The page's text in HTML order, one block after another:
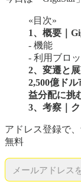
«目次»
1、概要｜
- 機能
- 利用ブロ
2、変遷と
2,500億ド
益分配に挑
3、考察｜
アドレス登録で
無料